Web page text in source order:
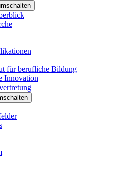
für berufliche Bildung
Innovation